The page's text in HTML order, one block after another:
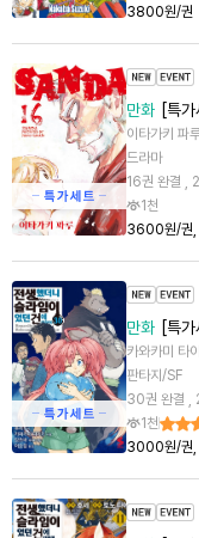
3800원/권
만화 [특
이타가키 파
드라마
16권 완결
1천
3600원/권
만화 [특가
카와카미 타
판타지/SF
30권 완결
1천
3000원/권